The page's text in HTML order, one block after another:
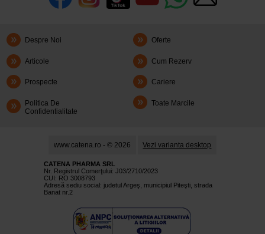
Despre Noi Oferte
Articole Cum Rezerv
Prospecte Cariere
Politica De
Confidentialitate
Toate Marcile
www.catena.ro - © 2026 Vezi varianta desktop
CATENA PHARMA SRL
Nr. Registrul Comerţului: J03/2710/2023
CUI: RO 3008793
Adresă sediu social: judetul Argeş, municipiul Piteşti, strada
Banat nr.2